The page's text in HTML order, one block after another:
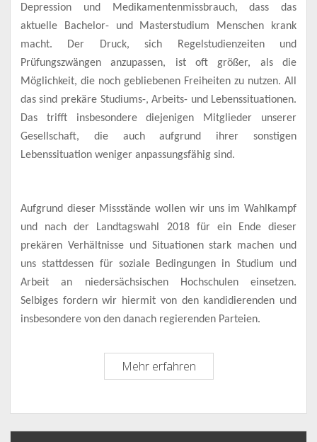
Depression und Medikamentenmissbrauch, dass das
aktuelle Bachelor- und Masterstudium Menschen krank
macht. Der Druck, sich Regelstudienzeiten und
Prüfungszwängen anzupassen, ist oft größer, als die
Möglichkeit, die noch gebliebenen Freiheiten zu nutzen. All
das sind prekäre Studiums-, Arbeits- und Lebenssituationen.
Das trifft insbesondere diejenigen Mitglieder unserer
Gesellschaft, die auch aufgrund ihrer sonstigen
Lebenssituation weniger anpassungsfähig sind.
Aufgrund dieser Missstände wollen wir uns im Wahlkampf
und nach der Landtagswahl 2018 für ein Ende dieser
prekären Verhältnisse und Situationen stark machen und
uns stattdessen für soziale Bedingungen in Studium und
Arbeit an niedersächsischen Hochschuleneinsetzen.
Selbiges fordern wir hiermit von den kandidierenden und
insbesondere von den danach regierenden Parteien.
Mehr erfahrenHochschulen
sozial
–
Ein